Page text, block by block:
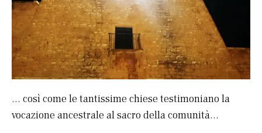
… così come le tantissime chiese testimoniano la
vocazione ancestrale al sacro della comunità…